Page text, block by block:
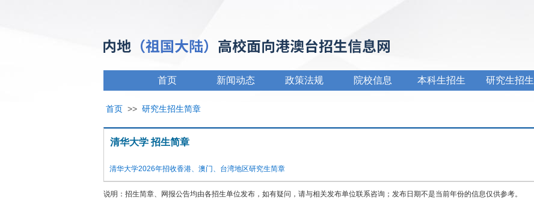
首页 新闻动态 政策法规 院校信息 本科生招生 研究生招生
首页 >> 研究生招生简章
清华大学 招生简章
清华大学2026年招收香港、澳门、台湾地区研究生简章
说明：招生简章、网报公告均由各招生单位发布，如有疑问，请与相关发布单位联系咨询；发布日期不是当前年份的信息仅供参考。